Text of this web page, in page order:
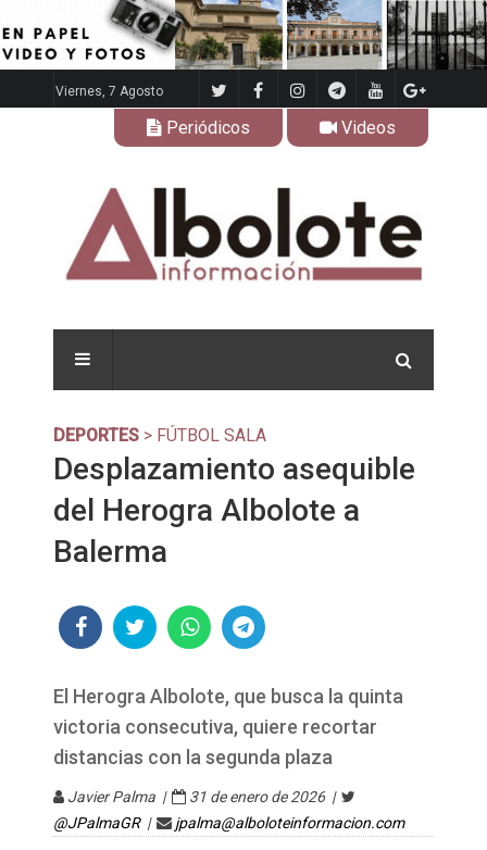
Viernes, 7 Agosto
Periódicos Videos
DEPORTES > FÚTBOL SALA
Desplazamiento asequible
del Herogra Albolote a
Balerma
El Herogra Albolote, que busca la quinta
victoria consecutiva, quiere recortar
distancias con la segunda plaza
Javier Palma |
31 de enero de 2026 |
@JPalmaGR| jpalma@alboloteinformacion.com